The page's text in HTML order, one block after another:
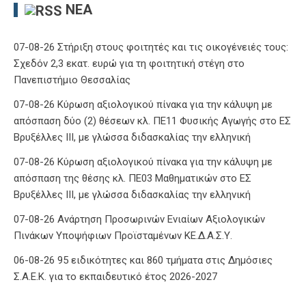
ΝΈΑ
07-08-26 Στήριξη στους φοιτητές και τις οικογένειές τους:
Σχεδόν 2,3 εκατ. ευρώ για τη φοιτητική στέγη στο
Πανεπιστήμιο Θεσσαλίας
07-08-26 Κύρωση αξιολογικού πίνακα για την κάλυψη με
απόσπαση δύο (2) θέσεων κλ. ΠΕ11 Φυσικής Αγωγής στο ΕΣ
Βρυξέλλες ΙΙΙ, με γλώσσα διδασκαλίας την ελληνική
07-08-26 Κύρωση αξιολογικού πίνακα για την κάλυψη με
απόσπαση της θέσης κλ. ΠΕ03 Μαθηματικών στο ΕΣ
Βρυξέλλες ΙΙΙ, με γλώσσα διδασκαλίας την ελληνική
07-08-26 Ανάρτηση Προσωρινών Ενιαίων Αξιολογικών
Πινάκων Υποψήφιων Προϊσταμένων ΚΕ.Δ.Α.Σ.Υ.
06-08-26 95 ειδικότητες και 860 τμήματα στις Δημόσιες
Σ.Α.Ε.Κ. για το εκπαιδευτικό έτος 2026-2027